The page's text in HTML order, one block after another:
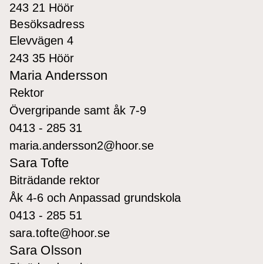
243 21 Höör
Besöksadress
Elevvägen 4
243 35 Höör
Maria Andersson
Rektor
Övergripande samt åk 7-9
0413 - 285 31
maria.andersson2@hoor.se
Sara Tofte
Biträdande rektor
Åk 4-6 och Anpassad grundskola
0413 - 285 51
sara.tofte@hoor.se
Sara Olsson